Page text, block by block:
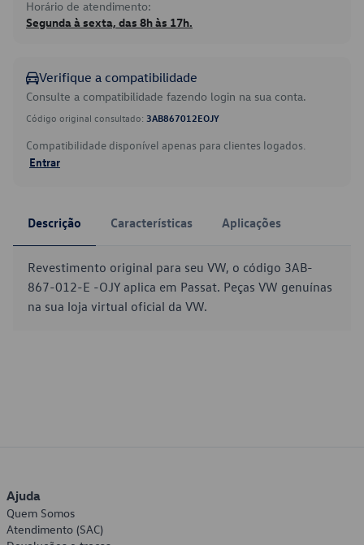
Horário de atendimento:
Segunda à sexta, das 8h às 17h.
Verifique a compatibilidade
Consulte a compatibilidade fazendo login na sua conta.
Código original consultado: 3AB867012EOJY
Compatibilidade disponível apenas para clientes logados.
Entrar
Descrição Características Aplicações
Revestimento original para seu VW, o código 3AB-
867-012-E -OJY aplica em Passat. Peças VW genuínas
na sua loja virtual oficial da VW.
Ajuda
Quem Somos
Atendimento (SAC)